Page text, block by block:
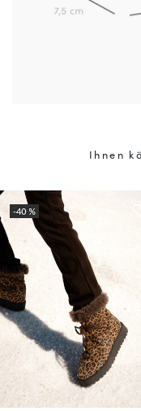
Ihnen